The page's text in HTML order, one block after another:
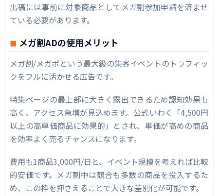
出稿には事前に対象商品としてメガ割参加申請を済ませ
ている必要があります。
メガ割ADの使用メリット
メガ割/メガポという最大級の集客イベントのトラフィッ
クをフルに活かせる広告です。
特集ページの最上部に大きく露出できるため認知効果も
高く、アクセス急増が見込めます。公式いわく「4,500円
以上の高単価商品に効果的」とされ、単価が高めの商品
を効率よく売るチャンスになります。
費用も1商品3,000円/日と、イベント規模を考えれば比較
的安価です。メガ割中は競合も多数の商品を投入するた
め、この枠を押さえることで大きな差別化が可能です。